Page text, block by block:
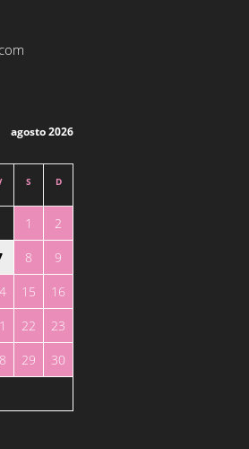
agosto 2026
S D
1
2
8
9
15
16
22
23
29
30